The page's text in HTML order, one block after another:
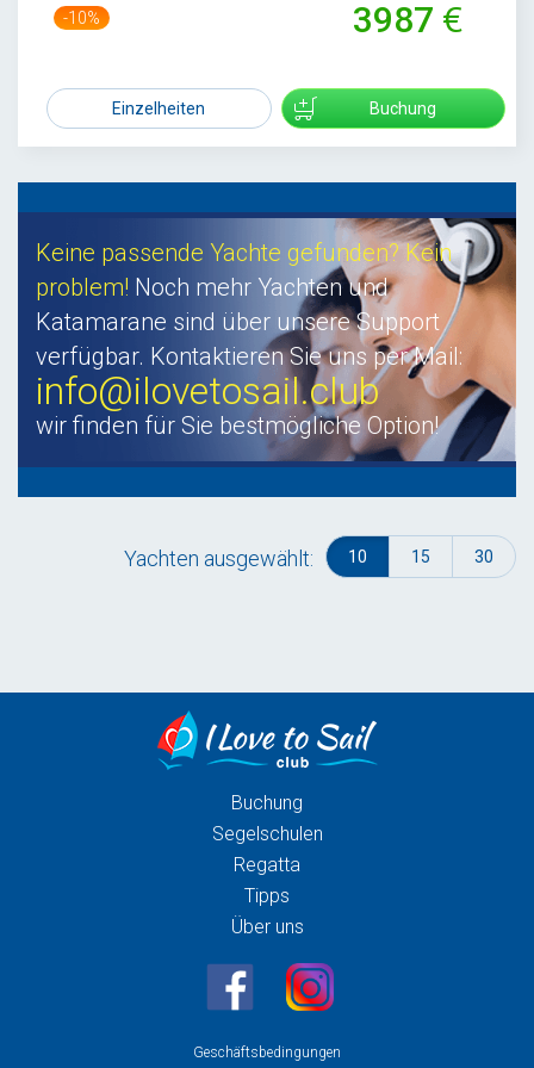
-10% 3987
Einzelheiten Buchung
Keine passende Yachte gefunden? Kein
problem! Noch mehr Yachten und
Katamarane sind über unsere Support
verfügbar. Kontaktieren Sie uns per Mail:
info@ilovetosail.club
wir finden für Sie bestmögliche Option!
Yachten ausgewählt: 10 15 30
Buchung
Segelschulen
Regatta
Tipps
Über uns
Geschäftsbedingungen